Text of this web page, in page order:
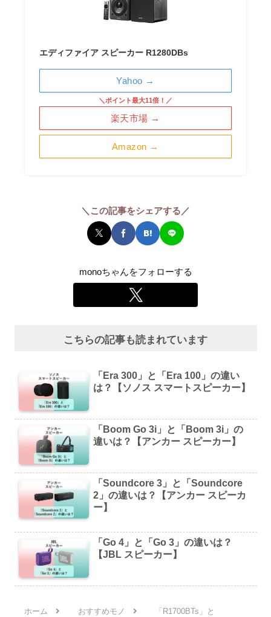
エディファイア スピーカー R1280DBs
Amazon →
＼ポイント最大11倍！／
楽天市場 →
Yahoo →
＼この記事をシェアする／
monoちゃんをフォローする
こちらの記事も読まれています
「Era 300」と「Era 100」の違い
は？【ソノス スマートスピーカー】
「Boom Go 3i」と「Boom 3i」の
違いは？【アンカー スピーカー】
「Soundcore 3」と「Soundcore
2」の違いは？【アンカー スピーカ
ー】
「Go 4」と「Go 3」の違いは？
【JBL スピーカー】
ホーム おすすめモノ
「R1700BTs」と